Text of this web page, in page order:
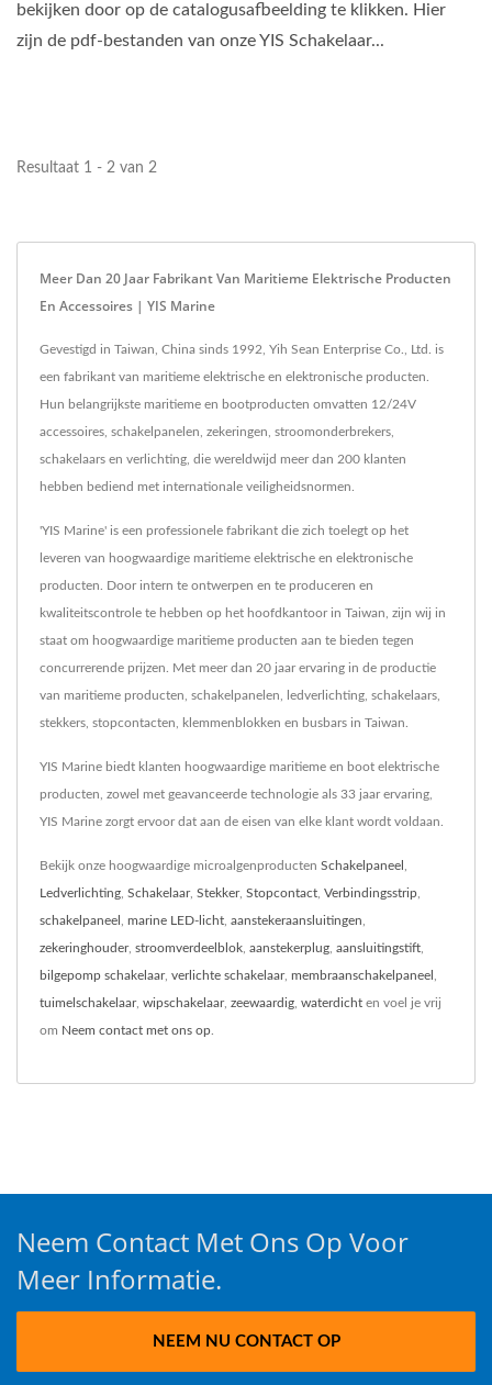
bekijken door op de catalogusafbeelding te klikken. Hier
zijn de pdf-bestanden van onze YIS Schakelaar...
Resultaat 1 - 2 van 2
Meer Dan 20 Jaar Fabrikant Van Maritieme Elektrische Producten
En Accessoires | YIS Marine
Gevestigd in Taiwan, China sinds 1992, Yih Sean Enterprise Co., Ltd. is
een fabrikant van maritieme elektrische en elektronische producten.
Hun belangrijkste maritieme en bootproducten omvatten 12/24V
accessoires, schakelpanelen, zekeringen, stroomonderbrekers,
schakelaars en verlichting, die wereldwijd meer dan 200 klanten
hebben bediend met internationale veiligheidsnormen.
'YIS Marine' is een professionele fabrikant die zich toelegt op het
leveren van hoogwaardige maritieme elektrische en elektronische
producten. Door intern te ontwerpen en te produceren en
kwaliteitscontrole te hebben op het hoofdkantoor in Taiwan, zijn wij in
staat om hoogwaardige maritieme producten aan te bieden tegen
concurrerende prijzen. Met meer dan 20 jaar ervaring in de productie
van maritieme producten, schakelpanelen, ledverlichting, schakelaars,
stekkers, stopcontacten, klemmenblokken en busbars in Taiwan.
YIS Marine biedt klanten hoogwaardige maritieme en boot elektrische
producten, zowel met geavanceerde technologie als 33 jaar ervaring,
YIS Marine zorgt ervoor dat aan de eisen van elke klant wordt voldaan.
Bekijk onze hoogwaardige microalgenproducten Schakelpaneel
Ledverlichting Schakelaar, Stekker, Stopcontact Verbindingsstrip
schakelpaneel marine LED-licht aanstekeraansluitingen
zekeringhouder, stroomverdeelblok aanstekerplug aansluitingstift
bilgepomp schakelaar, verlichte schakelaar, membraanschakelpaneel
tuimelschakelaar, wipschakelaar, zeewaardig waterdicht en voel je vrij
om Neem contact met ons op
Neem Contact Met Ons Op Voor
Meer Informatie.
NEEM NU CONTACT OP